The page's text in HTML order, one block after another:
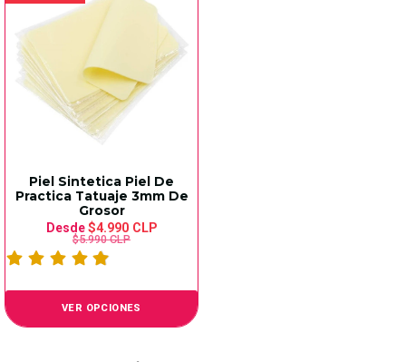
Piel Sintetica Piel De
Practica Tatuaje 3mm De
Grosor
Desde $4.990 CLP
$5.990 CLP
VER OPCIONES